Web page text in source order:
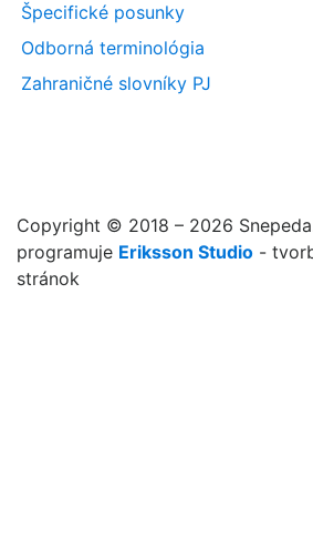
Špecifické posunky
Odborná terminológia
Zahraničné slovníky PJ
Copyright © 2018 – 2026
programuje Eriksson Studio -
stránok